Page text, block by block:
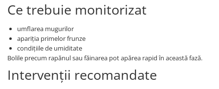
Ce trebuie monitorizat
umflarea mugurilor
apariția primelor frunze
condițiile de umiditate
Bolile precum rapănul sau făinarea pot apărea rapid în această fază.
Intervenții recomandate